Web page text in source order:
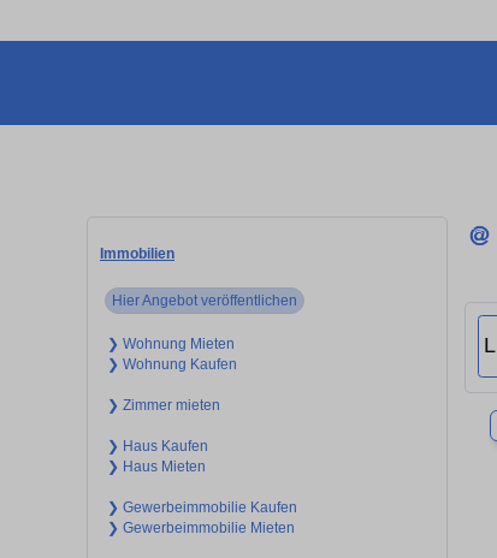
Immobilien
Hier Angebot veröffentlichen
❯ Wohnung Mieten
❯ Wohnung Kaufen
❯ Zimmer mieten
❯ Haus Kaufen
❯ Haus Mieten
❯ Gewerbeimmobilie Kaufen
❯ Gewerbeimmobilie Mieten